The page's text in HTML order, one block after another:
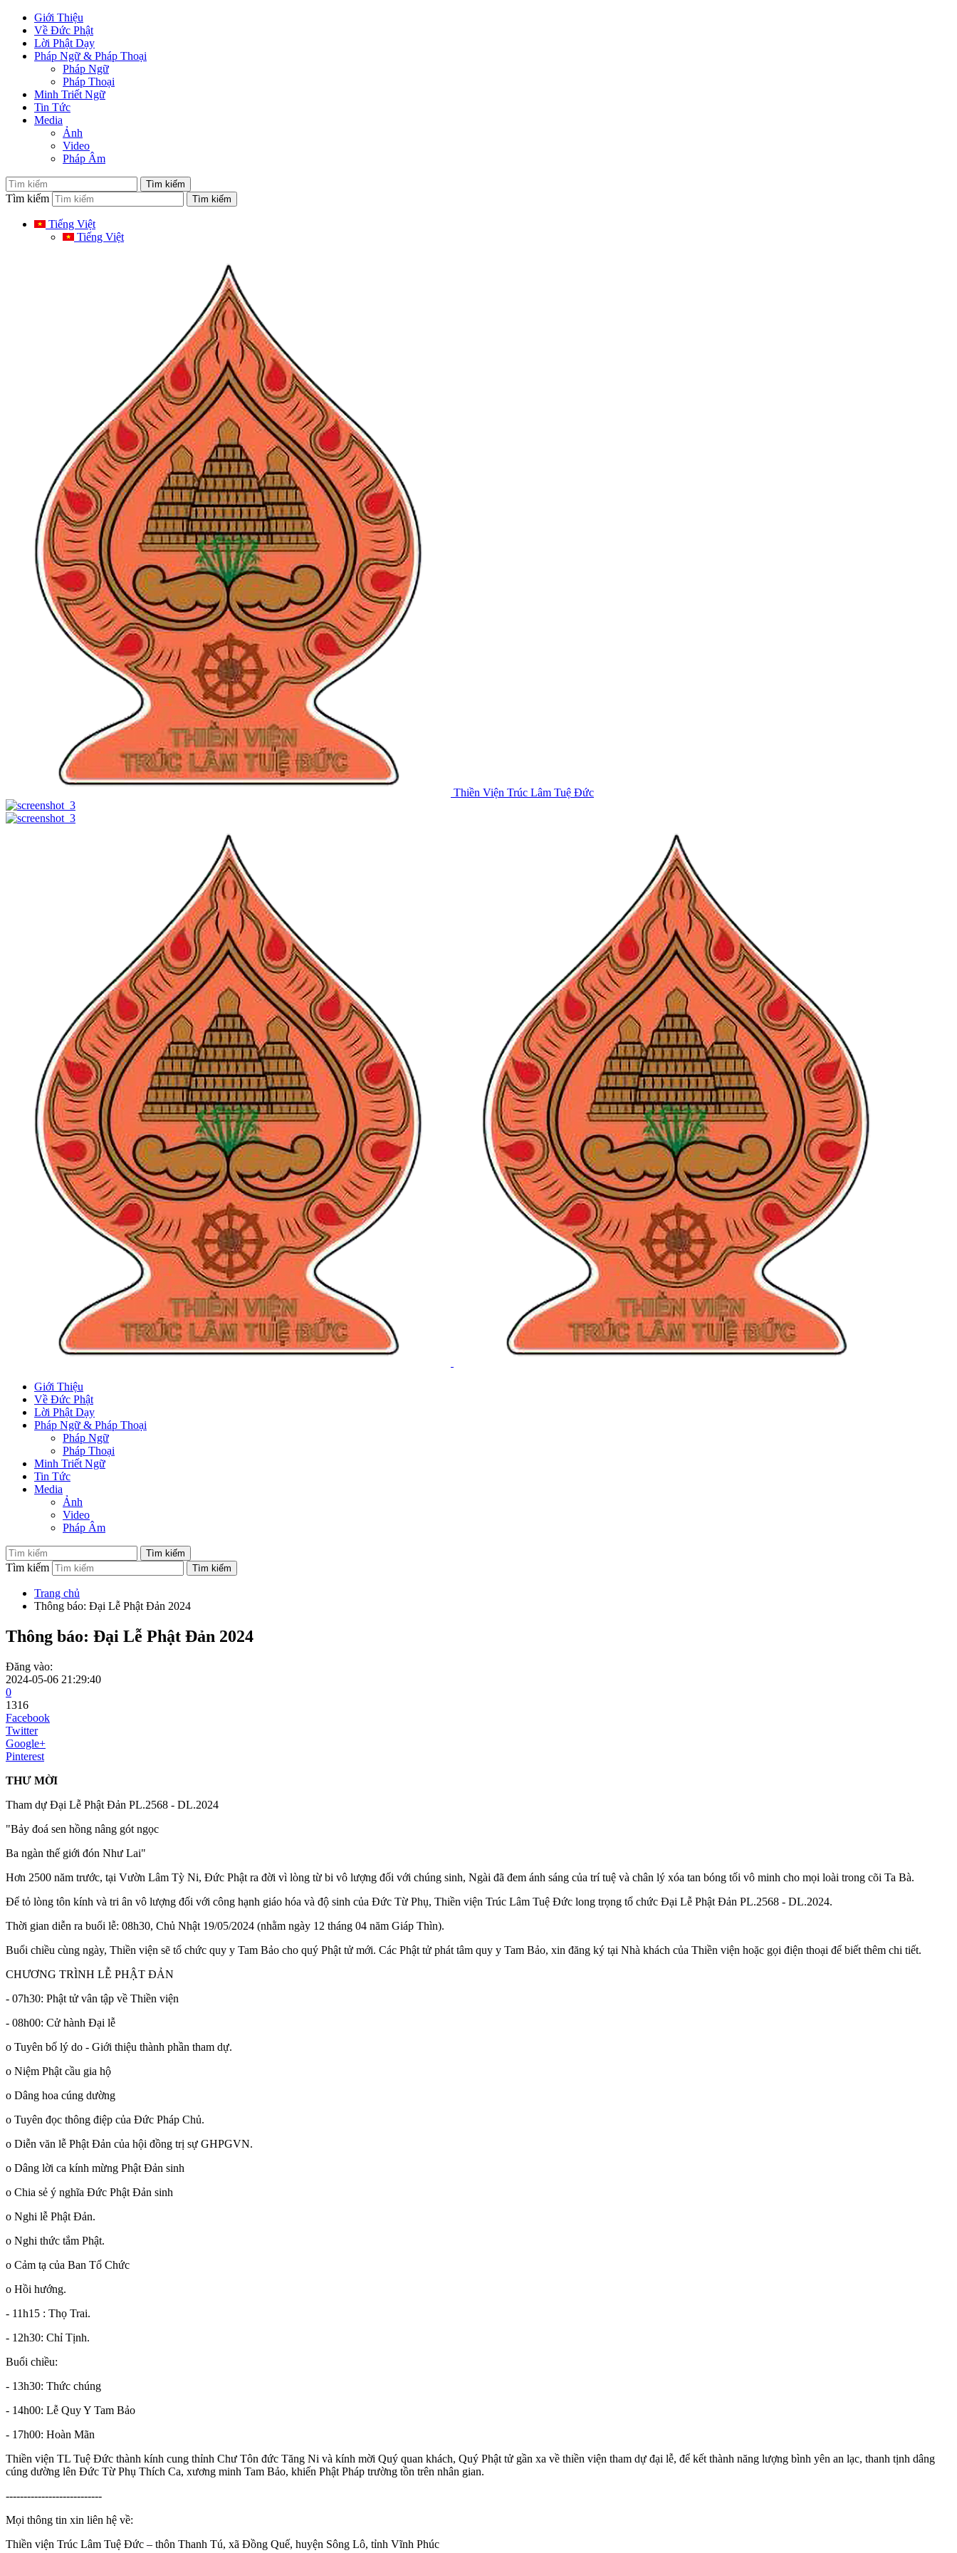
Giới Thiệu
Về Đức Phật
Lời Phật Dạy
Pháp Ngữ & Pháp Thoại
Pháp Ngữ
Pháp Thoại
Minh Triết Ngữ
Tin Tức
Media
Ảnh
Video
Pháp Âm
Tìm kiếm
Tiếng Việt
Tiếng Việt
Thiền Viện Trúc Lâm Tuệ Đức
Giới Thiệu
Về Đức Phật
Lời Phật Dạy
Pháp Ngữ & Pháp Thoại
Pháp Ngữ
Pháp Thoại
Minh Triết Ngữ
Tin Tức
Media
Ảnh
Video
Pháp Âm
Tìm kiếm
Trang chủ
Thông báo: Đại Lễ Phật Đản 2024
Thông báo: Đại Lễ Phật Đản 2024
Đăng vào:
2024-05-06 21:29:40
0
1316
Facebook
Twitter
Google+
Pinterest
THƯ MỜI
Tham dự Đại Lễ Phật Đản PL.2568 - DL.2024
"Bảy đoá sen hồng nâng gót ngọc
Ba ngàn thế giới đón Như Lai"
Hơn 2500 năm trước, tại Vườn Lâm Tỳ Ni, Đức Phật ra đời vì lòng từ bi vô lượng đối với chúng sinh, Ngài đã đem ánh sáng của trí tuệ và chân lý xóa tan bóng tối vô minh cho mọi loài trong cõi Ta Bà.
Để tỏ lòng tôn kính và tri ân vô lượng đối với công hạnh giáo hóa và độ sinh của Đức Từ Phụ, Thiền viện Trúc Lâm Tuệ Đức long trọng tổ chức Đại Lễ Phật Đản PL.2568 - DL.2024.
Thời gian diễn ra buổi lễ: 08h30, Chủ Nhật 19/05/2024 (nhằm ngày 12 tháng 04 năm Giáp Thìn).
Buổi chiều cùng ngày, Thiền viện sẽ tổ chức quy y Tam Bảo cho quý Phật tử mới. Các Phật tử phát tâm quy y Tam Bảo, xin đăng ký tại Nhà khách của Thiền viện hoặc gọi điện thoại để biết thêm chi tiết.
CHƯƠNG TRÌNH LỄ PHẬT ĐẢN
- 07h30: Phật tử vân tập về Thiền viện
- 08h00: Cử hành Đại lễ
o Tuyên bố lý do - Giới thiệu thành phần tham dự.
o Niệm Phật cầu gia hộ
o Dâng hoa cúng dường
o Tuyên đọc thông điệp của Đức Pháp Chủ.
o Diễn văn lễ Phật Đản của hội đồng trị sự GHPGVN.
o Dâng lời ca kính mừng Phật Đản sinh
o Chia sẻ ý nghĩa Đức Phật Đản sinh
o Nghi lễ Phật Đản.
o Nghi thức tắm Phật.
o Cảm tạ của Ban Tổ Chức
o Hồi hướng.
- 11h15 : Thọ Trai.
- 12h30: Chỉ Tịnh.
Buổi chiều:
- 13h30: Thức chúng
- 14h00: Lễ Quy Y Tam Bảo
- 17h00: Hoàn Mãn
Thiền viện TL Tuệ Đức thành kính cung thỉnh Chư Tôn đức Tăng Ni và kính mời Quý quan khách, Quý Phật tử gần xa về thiền viện tham dự đại lễ, để kết thành năng lượng bình yên an lạc, thanh tịnh dâng
cúng dường lên Đức Từ Phụ Thích Ca, xương minh Tam Bảo, khiến Phật Pháp trường tồn trên nhân gian.
---------------------------
Mọi thông tin xin liên hệ về:
Thiền viện Trúc Lâm Tuệ Đức – thôn Thanh Tú, xã Đồng Quế, huyện Sông Lô, tỉnh Vĩnh Phúc